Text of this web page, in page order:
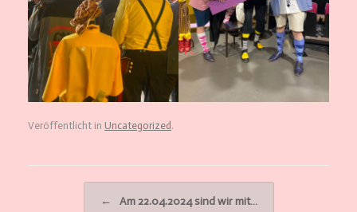
Veröffentlicht in Uncategorized .
← Am 22.04.2024 sind wir mit…